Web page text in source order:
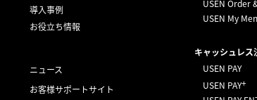
導入事例
お役立ち情報
ニュース
お客様サポートサイト
USEN Order
USEN My
キャッシュレス
USEN PAY
USEN PAY+